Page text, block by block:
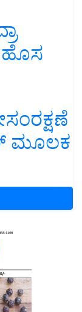
ಮೂಲಕ